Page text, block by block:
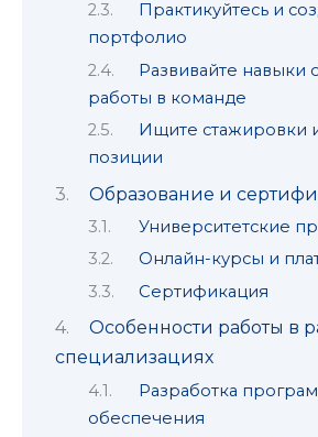
Практикуйтесь и
портфолио
Развивайте навыки
работы в команде
Ищите стажировки
позиции
Образование и
Университетские
Онлайн-курсы и
Сертификация
Особенности работы в
специализациях
Разработка
обеспечения